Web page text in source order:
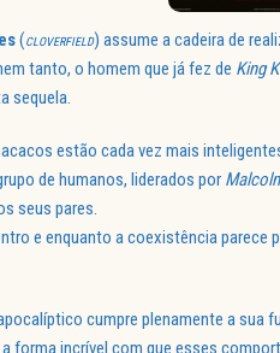
(CLOVERFIELD) assume a cadeira de
tanto, o homem que já fez de King
sequela.
estão cada vez mais
de humanos, liderados por
seus pares.
e enquanto a coexistência parece
cumpre plenamente a sua
forma incrível com que esses